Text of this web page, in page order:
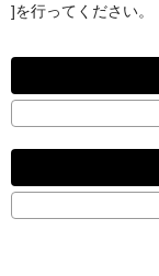
]を行ってください。